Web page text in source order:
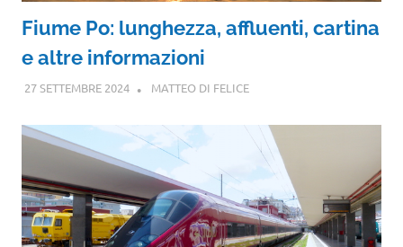
Fiume Po: lunghezza, affluenti, cartina
e altre informazioni
27 SETTEMBRE 2024 MATTEO DI FELICE